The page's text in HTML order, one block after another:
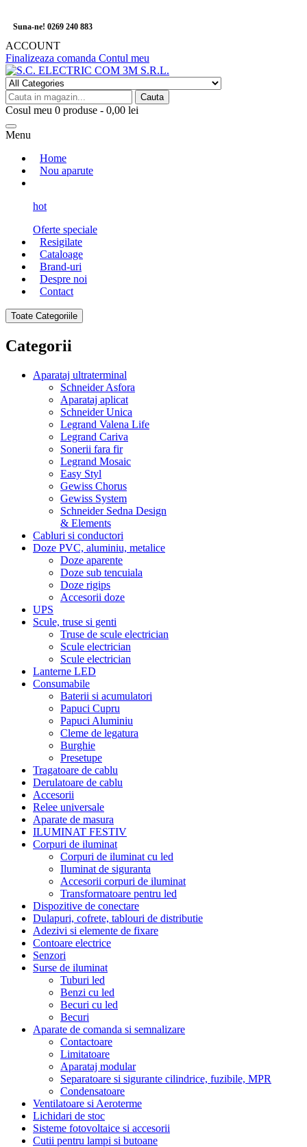
Suna-ne! 0269 240 883
ACCOUNT
Finalizeaza comanda Contul meu
Cauta
Cosul meu 0 produse - 0,00 lei
Menu
Home
Nou aparute
hot
Oferte speciale
Resigilate
Cataloage
Brand-uri
Despre noi
Contact
Toate Categoriile
Categorii
Aparataj ultraterminal
Schneider Asfora
Aparataj aplicat
Schneider Unica
Legrand Valena Life
Legrand Cariva
Sonerii fara fir
Legrand Mosaic
Easy Styl
Gewiss Chorus
Gewiss System
Schneider Sedna Design
& Elements
Cabluri si conductori
Doze PVC, aluminiu, metalice
Doze aparente
Doze sub tencuiala
Doze rigips
Accesorii doze
UPS
Scule, truse si genti
Truse de scule electrician
Scule electrician
Scule electrician
Lanterne LED
Consumabile
Baterii si acumulatori
Papuci Cupru
Papuci Aluminiu
Cleme de legatura
Burghie
Presetupe
Tragatoare de cablu
Derulatoare de cablu
Accesorii
Relee universale
Aparate de masura
ILUMINAT FESTIV
Corpuri de iluminat
Corpuri de iluminat cu led
Iluminat de siguranta
Accesorii corpuri de iluminat
Transformatoare pentru led
Dispozitive de conectare
Dulapuri, cofrete, tablouri de distributie
Adezivi si elemente de fixare
Contoare electrice
Senzori
Surse de iluminat
Tuburi led
Benzi cu led
Becuri cu led
Becuri
Aparate de comanda si semnalizare
Contactoare
Limitatoare
Aparataj modular
Separatoare si sigurante cilindrice, fuzibile, MPR
Condensatoare
Ventilatoare si Aeroterme
Lichidari de stoc
Sisteme fotovoltaice si accesorii
Cutii pentru lampi si butoane